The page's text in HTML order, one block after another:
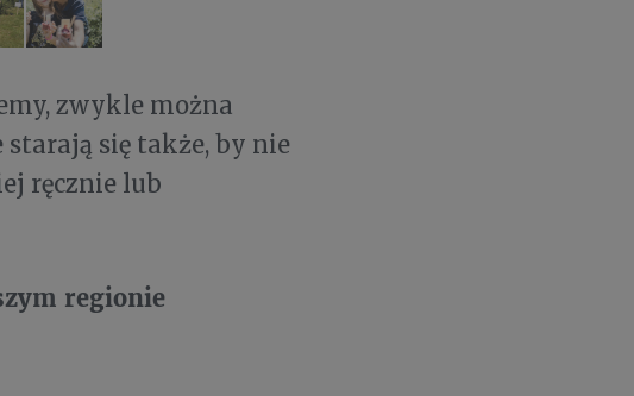
zwykle można
się także, by nie
ręcznie lub
regionie